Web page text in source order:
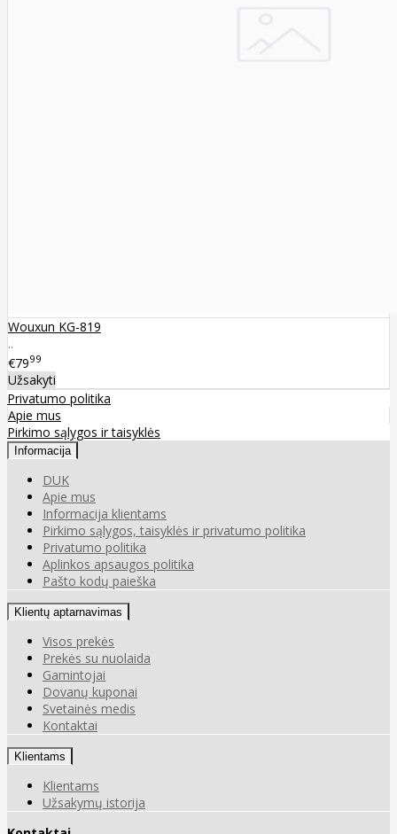
Wouxun KG-819
..
€7999
Užsakyti
Privatumo politika
Apie mus
Pirkimo sąlygos ir taisyklės
Informacija
DUK
Apie mus
Informacija klientams
Pirkimo sąlygos, taisyklės ir privatumo politika
Privatumo politika
Aplinkos apsaugos politika
Pašto kodų paieška
Klientų aptarnavimas
Visos prekės
Prekės su nuolaida
Gamintojai
Dovanų kuponai
Svetainės medis
Kontaktai
Klientams
Klientams
Užsakymų istorija